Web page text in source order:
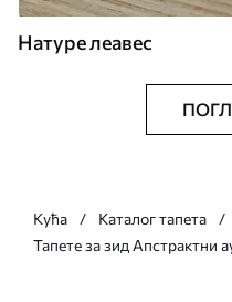
Натуре леавес
Кућа Каталог тапета
Тапете за зид Апстрактни